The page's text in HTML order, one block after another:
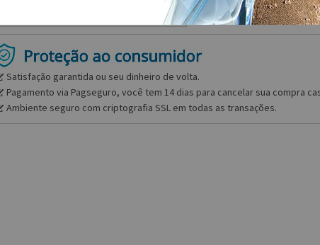
Satisfação garantida ou seu dinheiro de volta.
Pagamento via Pagseguro, você tem 14 dias para cancelar sua compra
Ambiente seguro com criptografia SSL em todas as transações.